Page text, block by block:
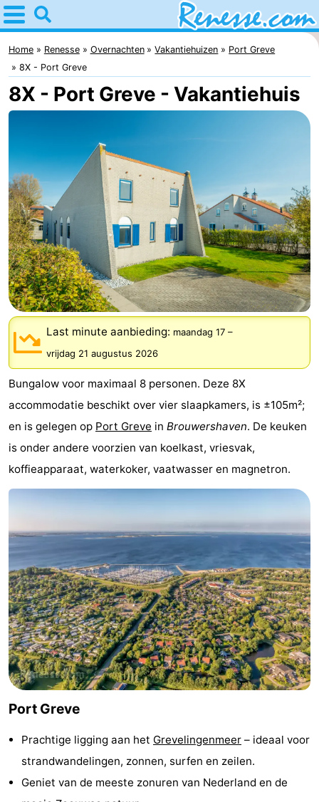
Home
Renesse
Tips
Voor
Appartementen
-
Port
Greve
-
Zeeuwse
Kust
Bed
(&
breakfasts)
Campings
Hotels
Vakantiehuizen
-
Buitenheem
-
De
Oase
-
Duinoord
Ginsterveld
-
Julianahoeve
-
Livingstone
-
Port
Greve
-
Port
Zélande
-
Resort
-
Hof
Schouwse
-
Home Renesse Overnachten Vakantiehuizen
Port Greve
8X - Port Greve
8X - Port Greve - Vakantiehuis
Last minute aanbieding: maandag 17 –
vrijdag 21 augustus 2026
Bungalow voor maximaal 8 personen. Deze 8X
accommodatie beschikt over vier slaapkamers, is ±105m²;
en is gelegen op Port Greve in Brouwershaven. De keuken
is onder andere voorzien van koelkast, vriesvak,
koffieapparaat, waterkoker, vaatwasser en magnetron.
Port Greve
Prachtige ligging aan het Grevelingenmeer – ideaal voor
strandwandelingen, zonnen, surfen en zeilen.
Geniet van de meeste zonuren van Nederland en de